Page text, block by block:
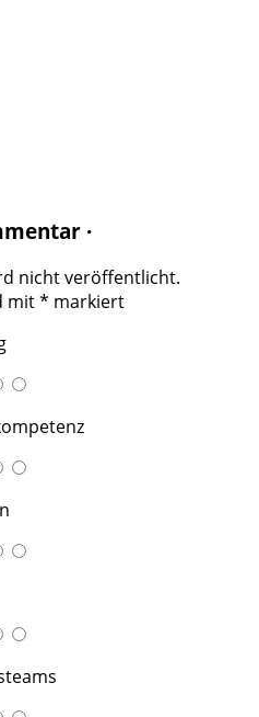
·
nicht veröffentlicht.
mit* markiert